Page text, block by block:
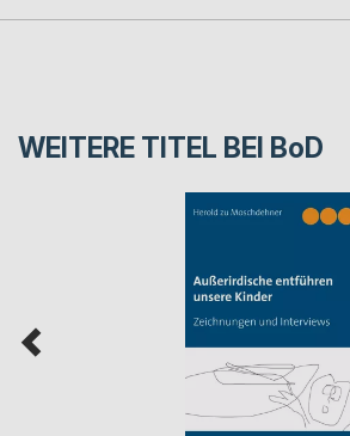
WEITERE TITEL BEI BoD